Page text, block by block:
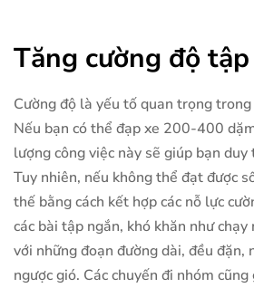
Tăng cường độ
Cường độ là yếu tố quan trọng
Nếu bạn có thể đạp xe 200-400
lượng công việc này sẽ giúp bạn
Tuy nhiên, nếu không thể đạt được
thế bằng cách kết hợp các nỗ lực
các bài tập ngắn, khó khăn như
với những đoạn đường dài, đều đặn,
ngược gió. Các chuyến đi nhóm